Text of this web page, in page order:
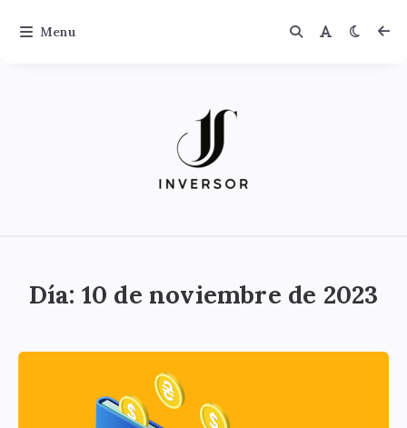
Día: 10 de noviembre de 2023
Menu